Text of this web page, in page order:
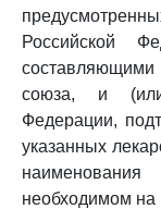
Российской
составляющими
союза, и (или)
Федерации,
указанных
необходимом на